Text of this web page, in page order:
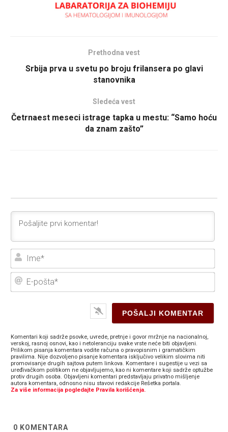
Prethodna vest
Srbija prva u svetu po broju frilansera po glavi
stanovnika
Sledeća vest
Četrnaest meseci istrage tapka u mestu: “Samo hoću
da znam zašto”
E-
Komentari koji sadrže psovke, uvrede, pretnje i govor mržnje na nacionalnoj,
verskoj, rasnoj osnovi, kao i netoleranciju svake vrste neće biti objavljeni.
Prilikom pisanja komentara vodite računa o pravopisnim i gramatičkim
pravilima. Nije dozvoljeno pisanje komentara isključivo velikim slovima niti
promovisanje drugih sajtova putem linkova. Komentare i sugestije u vezi sa
uređivačkom politikom ne objavljujemo, kao ni komentare koji sadrže optužbe
protiv drugih osoba. Objavljeni komentari predstavljaju privatno mišljenje
autora komentara, odnosno nisu stavovi redakcije Rešetka portala.
Za više informacija pogledajte Pravila korišćenja.
0 KOMENTARA